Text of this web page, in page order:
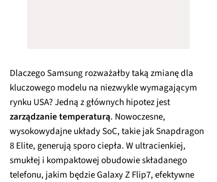
Dlaczego Samsung rozważałby taką zmianę dla
kluczowego modelu na niezwykle wymagającym
rynku USA? Jedną z głównych hipotez jest
zarządzanie temperaturą. Nowoczesne,
wysokowydajne układy SoC, takie jak Snapdragon
8 Elite, generują sporo ciepła. W ultracienkiej,
smukłej i kompaktowej obudowie składanego
telefonu, jakim będzie Galaxy Z Flip7, efektywne